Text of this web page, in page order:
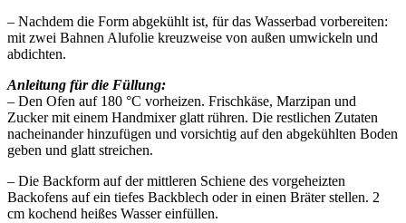
– Nachdem die Form abgekühlt ist, für das Wasserbad vorbereiten:
mit zwei Bahnen Alufolie kreuzweise von außen umwickeln und
abdichten.
Anleitung für die Füllung:
– Den Ofen auf 180 °C vorheizen. Frischkäse, Marzipan und
Zucker mit einem Handmixer glatt rühren. Die restlichen Zutaten
nacheinander hinzufügen und vorsichtig auf den abgekühlten Boden
geben und glatt streichen.
– Die Backform auf der mittleren Schiene des vorgeheizten
Backofens auf ein tiefes Backblech oder in einen Bräter stellen. 2
cm kochend heißes Wasser einfüllen.